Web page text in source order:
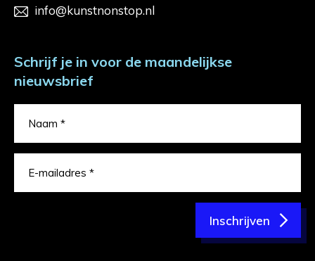
info@kunstnonstop.nl
Schrijf je in voor de maandelijkse
nieuwsbrief
Inschrijven